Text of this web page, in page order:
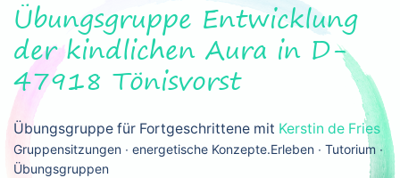
Übungsgruppe Entwicklung
der kindlichen Aura in D-
47918 Tönisvorst
Übungsgruppe für Fortgeschrittene mit Kerstin de Fries
Gruppensitzungen ∙ energetische Konzepte.Erleben ∙ Tutorium ∙
Übungsgruppen